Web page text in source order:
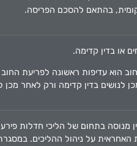
בהתאם להסכם הפריסה.
או בדין קדימה.
הוא עדיפות ראשונה לפריעת החוב
לנושים בדין קדימה ורק לאחר מכן
מנוסה בתחום של הליכי חדלות
על ניהול ההליכים. במסגרת